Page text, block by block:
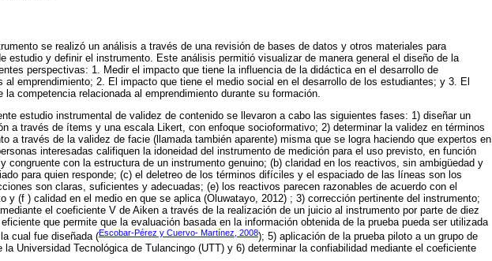
se realizó un análisis a través de una revisión de bases de datos y otros materiales para
estudio y definir el instrumento. Este análisis permitió visualizar de manera general el diseño de la
perspectivas: 1. Medir el impacto que tiene la influencia de la didáctica en el desarrollo de
al emprendimiento; 2. El impacto que tiene el medio social en el desarrollo de los estudiantes; y 3. El
la competencia relacionada al emprendimiento durante su formación.
estudio instrumental de validez de contenido se llevaron a cabo las siguientes fases: 1) diseñar un
a través de ítems y una escala Likert, con enfoque socioformativo; 2) determinar la validez en términos
a través de la validez de facie (llamada también aparente) misma que se logra haciendo que expertos en
interesadas califiquen la idoneidad del instrumento de medición para el uso previsto, en función
congruente con la estructura de un instrumento genuino; (b) claridad en los reactivos, sin ambigüedad y
para quien responde; (c) el deletreo de los términos difíciles y el espaciado de las líneas son los
son claras, suficientes y adecuadas; (e) los reactivos parecen razonables de acuerdo con el
y (f ) calidad en el medio en que se aplica (Oluwatayo, 2012) ; 3) corrección pertinente del instrumento;
el coeficiente V de Aiken a través de la realización de un juicio al instrumento por parte de diez
que permite que la evaluación basada en la información obtenida de la prueba pueda ser utilizada
cual fue diseñada (Escobar-Pérez y Cuervo- Martínez, 2008); 5) aplicación de la prueba piloto a un grupo de
Universidad Tecnológica de Tulancingo (UTT) y 6) determinar la confiabilidad mediante el coeficiente